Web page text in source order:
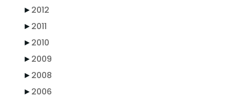
►2012
►2011
►2010
►2009
►2008
►2006